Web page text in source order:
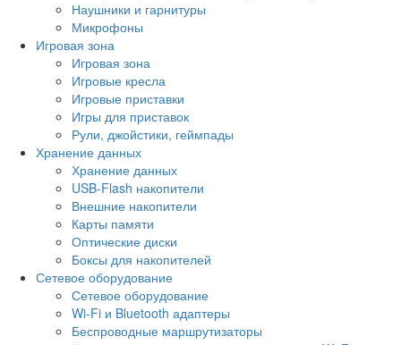
Наушники и гарнитуры
Микрофоны
Игровая зона
Игровая зона
Игровые кресла
Игровые приставки
Игры для приставок
Рули, джойстики, геймпады
Хранение данных
Хранение данных
USB-Flash накопители
Внешние накопители
Карты памяти
Оптические диски
Боксы для накопителей
Сетевое оборудование
Сетевое оборудование
Wi-Fi и Bluetooth адаптеры
Беспроводные маршрутизаторы